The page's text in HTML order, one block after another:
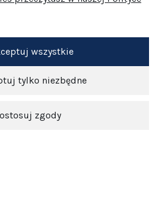
tylko niezbędne
zgody
wszystkie